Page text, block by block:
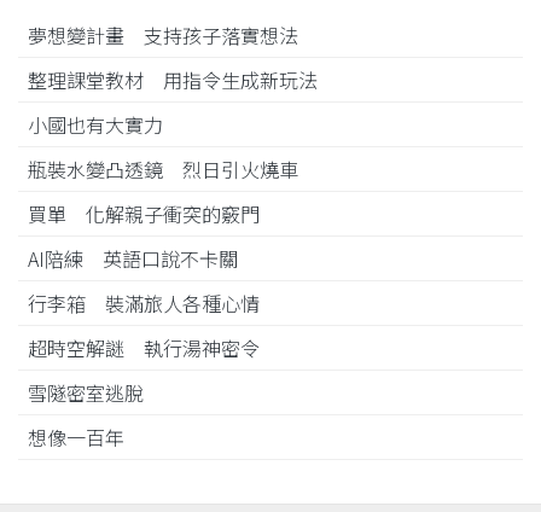
夢想變計畫 支持孩子落實想法
整理課堂教材 用指令生成新玩法
小國也有大實力
瓶裝水變凸透鏡 烈日引火燒車
買單 化解親子衝突的竅門
AI陪練 英語口說不卡關
行李箱 裝滿旅人各種心情
超時空解謎 執行湯神密令
雪隧密室逃脫
想像一百年